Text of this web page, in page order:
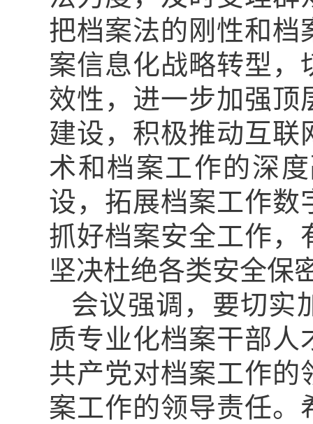
把档案法的刚性和档
案信息化战略转型，
效性，进一步加强顶
建设，积极推动互联
术和档案工作的深
设，拓展档案工作数
抓好档案安全工作，
坚决杜绝各类安全保
会议强调，要切实
质专业化档案干部
共产党对档案工作的
案工作的领导责任。